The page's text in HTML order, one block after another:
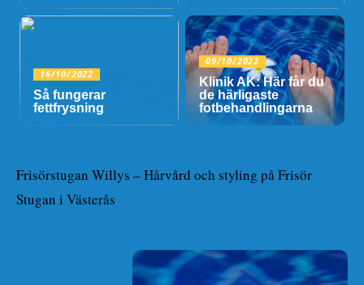
16/10/2022
Så fungerar
fettfrysning
09/10/2022
Klinik AK: Här får du
de härligaste
fotbehandlingarna
Frisörstugan Willys – Hårvård och styling på Frisör
Stugan i Västerås